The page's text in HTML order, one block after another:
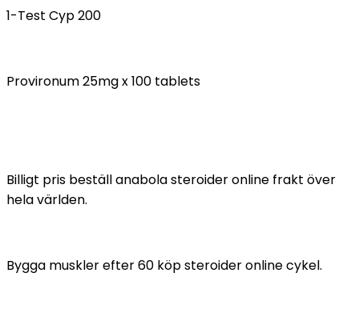
1-Test Cyp 200
Provironum 25mg x 100 tablets
Billigt pris beställ anabola steroider online frakt över
hela världen.
Bygga muskler efter 60 köp steroider online cykel.